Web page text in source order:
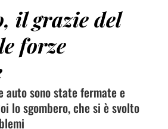
il grazie del
forze
sono state fermate e
lo sgombero, che si è svolto